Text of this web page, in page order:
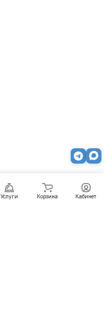
Услуги Корзина Кабинет